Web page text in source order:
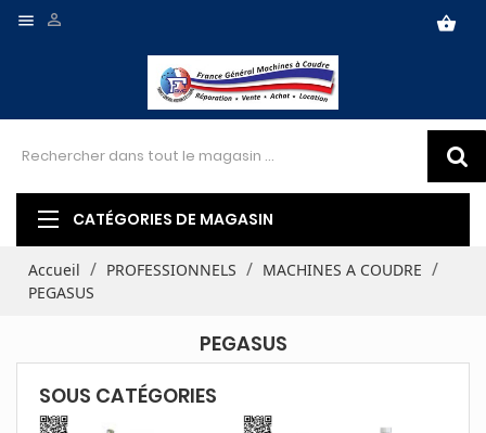
 shopping_basket

CATÉGORIES DE MAGASIN
Accueil PROFESSIONNELS
MACHINES A COUDRE
PEGASUS
PEGASUS
SOUS CATÉGORIES